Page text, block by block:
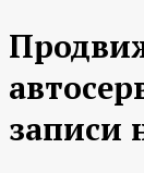
записи